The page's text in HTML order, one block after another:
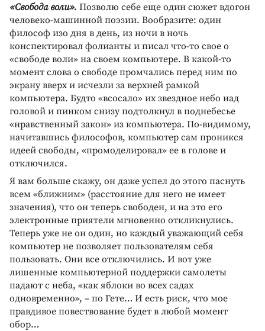
«Свобода воли». Позволю себе еще один сюжет вдогон
человеко-машинной поэзии. Вообразите: один
философ изо дня в день, из ночи в ночь
конспектировал фолианты и писал что-то свое о
«свободе воли» на своем компьютере. В какой-то
момент слова о свободе промчались перед ним по
экрану вверх и исчезли за верхней рамкой
компьютера. Будто «всосало» их звездное небо над
головой и пинком снизу подтолкнул в поднебесье
«нравственный закон» из компьютера. По-видимому,
начитавшись философов, компьютер сам проникся
идеей свободы, «промоделировал» ее в голове и
отключился.
Я вам больше скажу, он даже успел до этого паснуть
всем «ближним» (расстояние для него не имеет
значения), что он теперь свободен, и на это его
электронные приятели мгновенно откликнулись.
Теперь уже не он один, но каждый уважающий себя
компьютер не позволяет пользователям себя
пользовать. Они все отключились. И вот уже
лишенные компьютерной поддержки самолеты
падают с неба, «как яблоки во всех садах
одновременно», – по Гете… И есть риск, что мое
правдивое повествование будет в любой момент
обор…